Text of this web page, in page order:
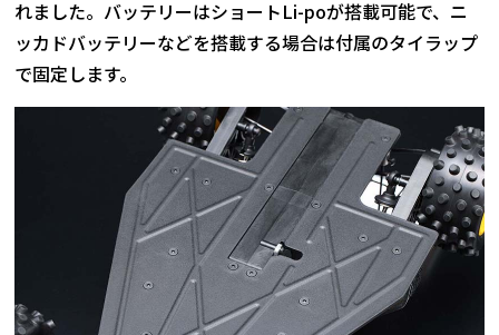
れました。バッテリーはショートLi-poが搭載可能で、ニ
ッカドバッテリーなどを搭載する場合は付属のタイラップ
で固定します。